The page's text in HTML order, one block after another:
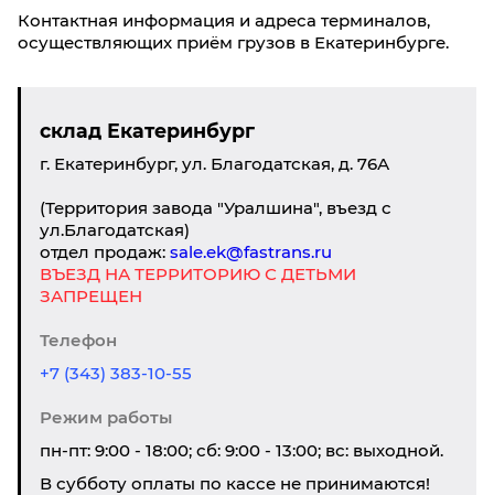
Контактная информация и адреса терминалов,
осуществляющих приём грузов в Екатеринбурге.
склад Екатеринбург
г. Екатеринбург, ул. Благодатская, д. 76А
(Территория завода "Уралшина", въезд с
ул.Благодатская)
отдел продаж: sale.ek@fastrans.ru
ВЪЕЗД НА ТЕРРИТОРИЮ С ДЕТЬМИ
ЗАПРЕЩЕН
Телефон
+7 (343) 383-10-55
Режим работы
пн-пт: 9:00 - 18:00; сб: 9:00 - 13:00; вс: выходной.
В субботу оплаты по кассе не принимаются!